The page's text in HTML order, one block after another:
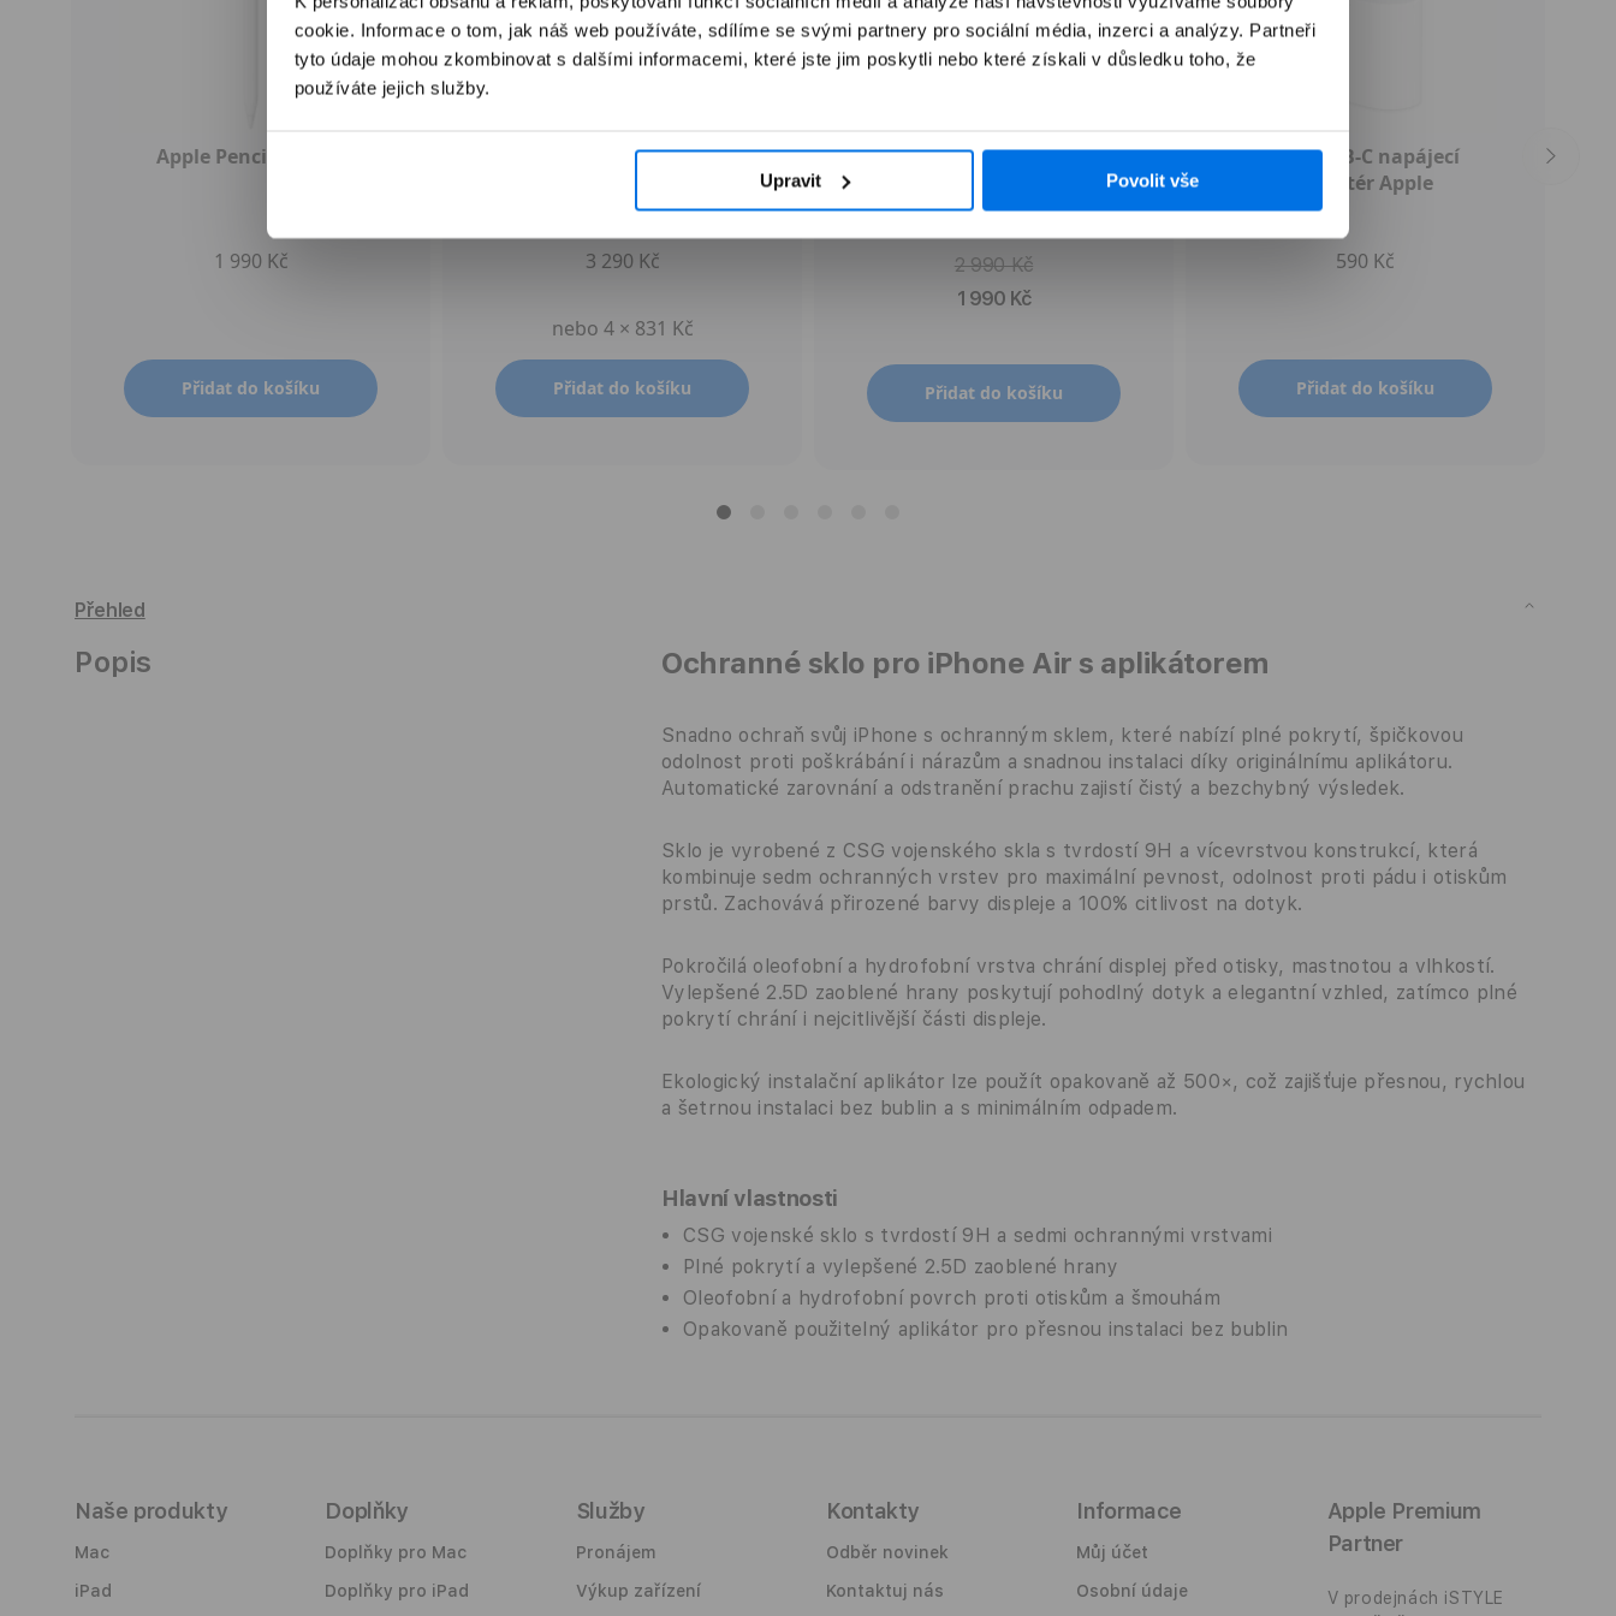
cookie. Informace o tom, jak náš web používáte, sdílíme se svými partnery pro sociální média, inzerci a analýzy. Partneři
tyto údaje mohou zkombinovat s dalšími informacemi, které jste jim poskytli nebo které získali v důsledku toho, že
používáte jejich služby.
Upravit Povolit vše
Apple Pencil (USB-C)
1 990 Kč
Přidat do košíku
Apple Pencil Pro
3 290 Kč
nebo 4 × 831 Kč
Přidat do košíku
Apple AirTag (1. generace) -
2 990 Kč
1 990 Kč
Přidat do košíku
20W USB‑C napájecí
adaptér Apple
590 Kč
Přidat do košíku
Přehled
Popis Ochranné sklo pro iPhone Air s aplikátorem
Snadno ochraň svůj iPhone s ochranným sklem, které nabízí plné pokrytí, špičkovou
odolnost proti poškrábání i nárazům a snadnou instalaci díky originálnímu aplikátoru.
Automatické zarovnání a odstranění prachu zajistí čistý a bezchybný výsledek.
Sklo je vyrobené z CSG vojenského skla s tvrdostí 9H a vícevrstvou konstrukcí, která
kombinuje sedm ochranných vrstev pro maximální pevnost, odolnost proti pádu i otiskům
prstů. Zachovává přirozené barvy displeje a 100% citlivost na dotyk.
Pokročilá oleofobní a hydrofobní vrstva chrání displej před otisky, mastnotou a vlhkostí.
Vylepšené 2.5D zaoblené hrany poskytují pohodlný dotyk a elegantní vzhled, zatímco plné
pokrytí chrání i nejcitlivější části displeje.
Ekologický instalační aplikátor lze použít opakovaně až 500×, což zajišťuje přesnou, rychlou
a šetrnou instalaci bez bublin a s minimálním odpadem.
Hlavní vlastnosti
CSG vojenské sklo s tvrdostí 9H a sedmi ochrannými vrstvami
Plné pokrytí a vylepšené 2.5D zaoblené hrany
Oleofobní a hydrofobní povrch proti otiskům a šmouhám
Opakovaně použitelný aplikátor pro přesnou instalaci bez bublin
Naše produkty
Mac
iPad
Doplňky
Doplňky pro Mac
Doplňky pro iPad
Služby
Pronájem
Výkup zařízení
Kontakty
Odběr novinek
Kontaktuj nás
Informace
Můj účet
Osobní údaje
Apple Premium
Partner
V prodejnách iSTYLE